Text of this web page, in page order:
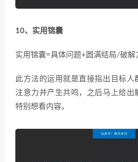
10、实用锦囊
实用锦囊=具体问题+圆满结局/破解
此方法的运用就是直接指出目标人
注意力并产生共鸣，之后马上给出
特别想看内容。